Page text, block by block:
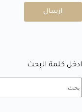
ارسال
ادخل كلمة البحث